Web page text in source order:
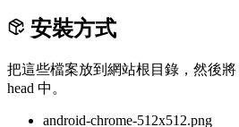
安裝方式
把這些檔案放到網站根目錄，然後
head 中。
android-chrome-512x512.png